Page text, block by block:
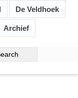
De Veldhoek
Archief